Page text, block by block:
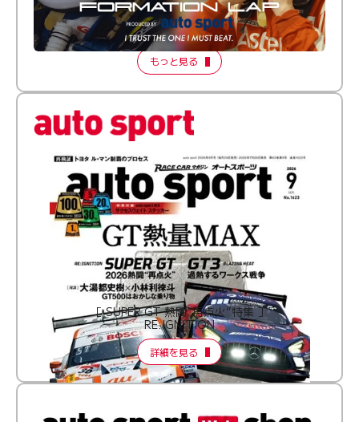
倒す相手を、信じてる。小林利徠斗 × 野村勇斗
【FORMATION LAP Produced by auto sport】
2026 Episode 2
もっと見る
［ SUPER GT 熱闘“再点火”特集 ］
RE:IGNITION
詳細を見る